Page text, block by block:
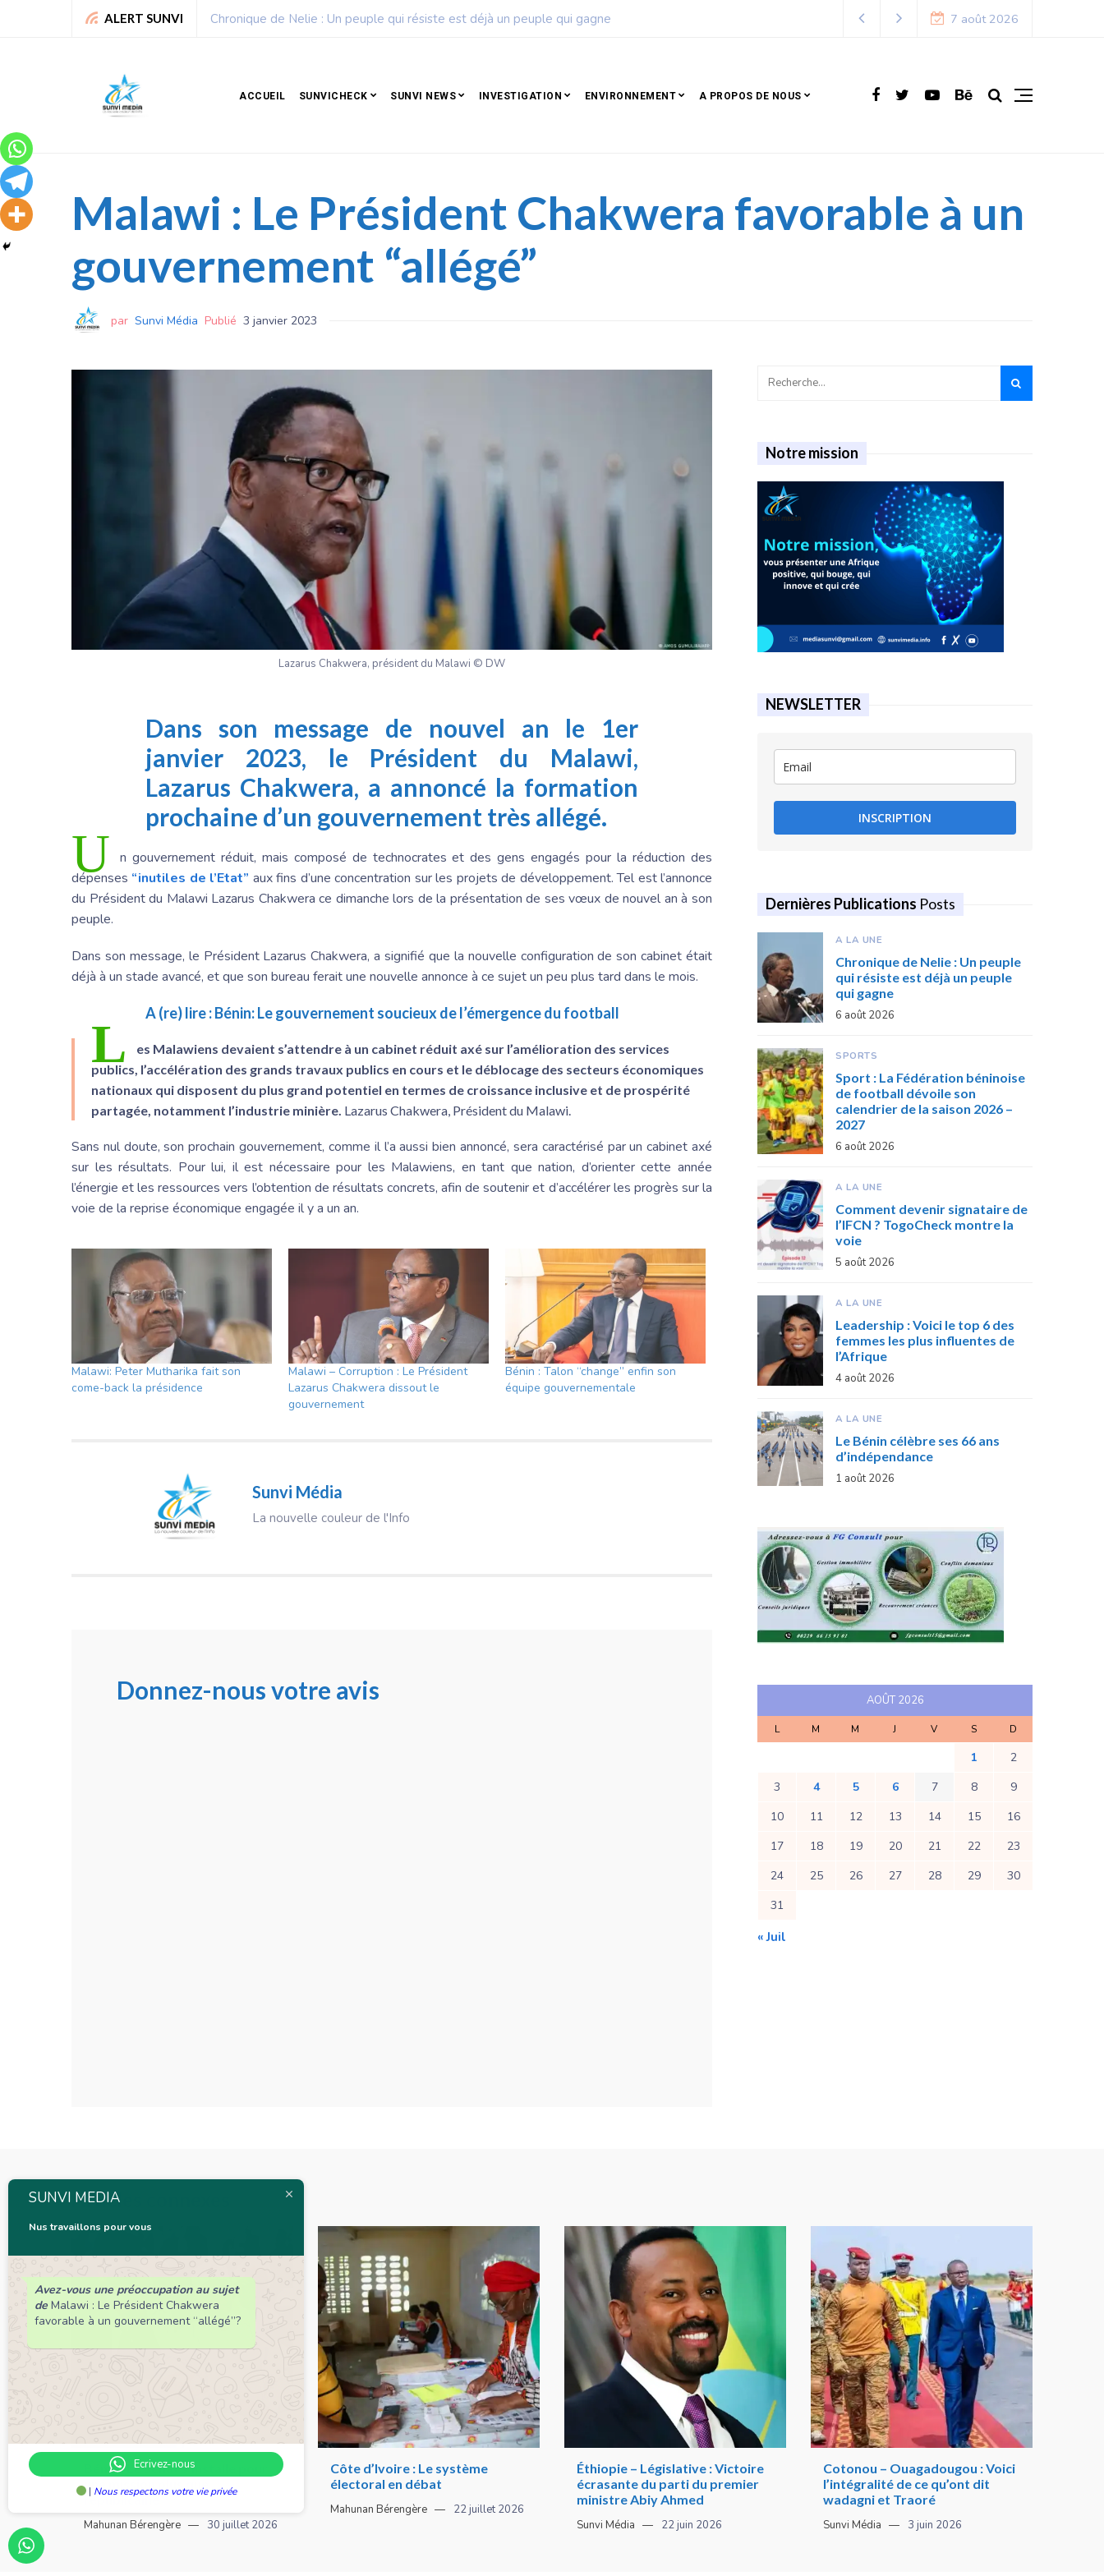
ALERT SUNVI Sport : La Fédération béninoise de football dévoile son calendrier de la saison 2026 – 2027 7 août 2026
ACCUEIL SUNVICHECK SUNVI NEWS INVESTIGATION ENVIRONNEMENT A PROPOS DE NOUS
Malawi : Le Président Chakwera favorable à un
gouvernement “allégé”
par Sunvi Média Publié 3 janvier 2023
Lazarus Chakwera, président du Malawi © DW
Dans son message de nouvel an le 1er
janvier 2023, le Président du Malawi,
Lazarus Chakwera, a annoncé la formation
prochaine d’un gouvernement très allégé.
U n gouvernement réduit, mais composé de technocrates et des gens engagés pour la réduction des
dépenses “inutiles de l’Etat” aux fins d’une concentration sur les projets de développement. Tel est l’annonce
du Président du Malawi Lazarus Chakwera ce dimanche lors de la présentation de ses vœux de nouvel an à son
peuple.
Dans son message, le Président Lazarus Chakwera, a signifié que la nouvelle configuration de son cabinet était
déjà à un stade avancé, et que son bureau ferait une nouvelle annonce à ce sujet un peu plus tard dans le mois.
A (re) lire :Bénin: Le gouvernement soucieux de l’émergence du football
L
es Malawiens devaient s’attendre à un cabinet réduit axé sur l’amélioration des services
publics, l’accélération des grands travaux publics en cours et le déblocage des secteurs économiques
nationaux qui disposent du plus grand potentiel en termes de croissance inclusive et de prospérité
partagée, notamment l’industrie minière. Lazarus Chakwera, Président du Malawi.
Sans nul doute, son prochain gouvernement, comme il l’a aussi bien annoncé, sera caractérisé par un cabinet axé
sur les résultats. Pour lui, il est nécessaire pour les Malawiens, en tant que nation, d’orienter cette année
l’énergie et les ressources vers l’obtention de résultats concrets, afin de soutenir et d’accélérer les progrès sur la
voie de la reprise économique engagée il y a un an.
Malawi: Peter Mutharika fait son
come-back la présidence
Malawi – Corruption : Le Président
Lazarus Chakwera dissout le
gouvernement
Bénin : Talon “change” enfin son
équipe gouvernementale
Sunvi Média
La nouvelle couleur de l'Info
Donnez-nous votre avis
Notre mission
NEWSLETTER
INSCRIPTION
Dernières Publications Posts
A LA UNE
Chronique de Nelie : Un peuple
qui résiste est déjà un peuple
qui gagne
6 août 2026
SPORTS
Sport : La Fédération béninoise
de football dévoile son
calendrier de la saison 2026 –
2027
6 août 2026
A LA UNE
Comment devenir signataire de
l’IFCN ? TogoCheck montre la
voie
5 août 2026
A LA UNE
Leadership : Voici le top 6 des
femmes les plus influentes de
l’Afrique
4 août 2026
A LA UNE
Le Bénin célèbre ses 66 ans
d’indépendance
1 août 2026
AOÛT 2026
L M M J V S D
1
2
3
4 5 6 7 8
9
10
11 12 13 14 15
16
17
18 19 20 21 22
23
24
25 26 27 28 29
30
31
« Juil
Articles connexes
Bénin : Le Sénat s’installe pour
une mission plus que
républicaine
Mahunan Bérengère 30 juillet 2026
Côte d’Ivoire : Le système
électoral en débat
Mahunan Bérengère 22 juillet 2026
Éthiopie – Législative : Victoire
écrasante du parti du premier
ministre Abiy Ahmed
Sunvi Média 22 juin 2026
Cotonou – Ouagadougou : Voici
l’intégralité de ce qu’ont dit
wadagni et Traoré
Sunvi Média 3 juin 2026
SUNVI MEDIA
Nus travaillons pour vous
Avez-vous une préoccupation au sujet
de Malawi : Le Président Chakwera
favorable à un gouvernement “allégé”?
Ecrivez-nous
| Nous respectons votre vie privée